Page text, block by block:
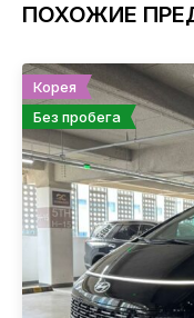
ПОХОЖИЕ
Корея
Без пробега